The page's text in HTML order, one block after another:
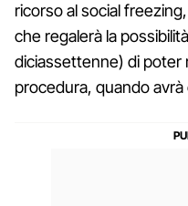
ricorso al social freezing,
che regalerà la
diciassettenne) di poter
procedura, quando avrà